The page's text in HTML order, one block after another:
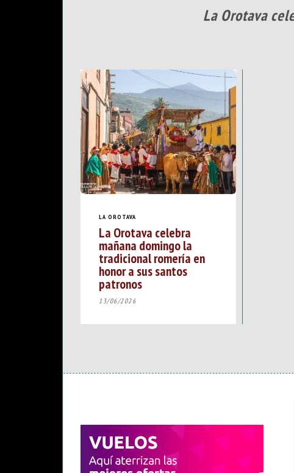
La Orotava
LA OROTAVA
La Orotava celebra
mañana domingo la
tradicional romería en
honor a sus santos
patronos
13/06/2026